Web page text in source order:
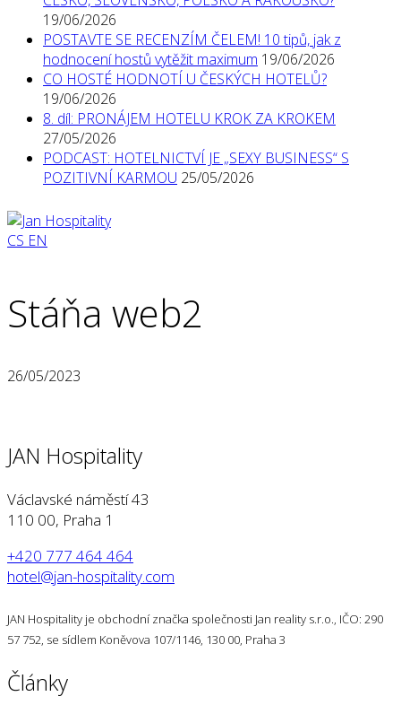
19/06/2026
POSTAVTE SE RECENZÍM ČELEM! 10 tipů, jak z
hodnocení hostů vytěžit maximum 19/06/2026
CO HOSTÉ HODNOTÍ U ČESKÝCH HOTELŮ?
19/06/2026
8. díl: PRONÁJEM HOTELU KROK ZA KROKEM
27/05/2026
PODCAST: HOTELNICTVÍ JE „SEXY BUSINESS“ S
POZITIVNÍ KARMOU 25/05/2026
CS EN
Stáňa web2
26/05/2023
JAN Hospitality
Václavské náměstí 43
110 00, Praha 1
+420 777 464 464
hotel@jan-hospitality.com
JAN Hospitality je obchodní značka společnosti Jan reality s.r.o., IČO: 290
57 752, se sídlem Koněvova 107/1146, 130 00, Praha 3
Články